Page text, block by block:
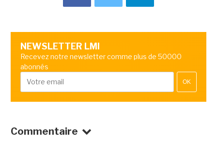
NEWSLETTER LMI
Recevez notre newsletter comme plus de 50000
abonnés
OK
Commentaire